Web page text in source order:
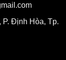
Định Hòa, Tp.